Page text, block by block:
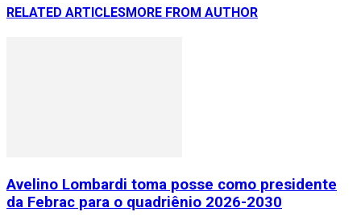
RELATED ARTICLESMORE FROM AUTHOR
Avelino Lombardi toma posse como presidente
da Febrac para o quadriênio 2026-2030